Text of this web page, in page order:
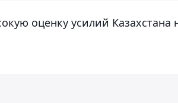
оценку усилий Казахстана